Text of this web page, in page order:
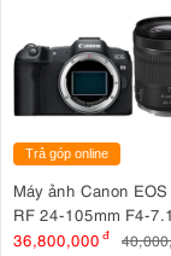
Trả góp online
Máy ảnh Canon
RF 24-105mm F4-
Nhập khẩu
36,800,000 đ